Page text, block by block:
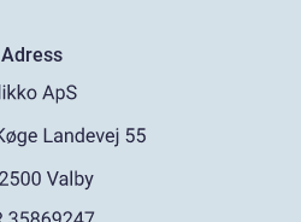
Adress